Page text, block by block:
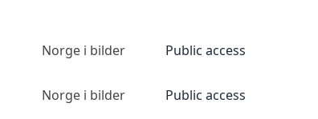
Norge i bilder Public access
Norge i bilder Public access